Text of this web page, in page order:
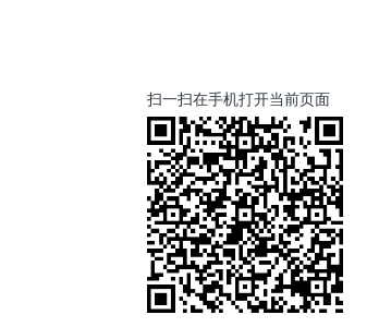
扫一扫在手机打开当前页面